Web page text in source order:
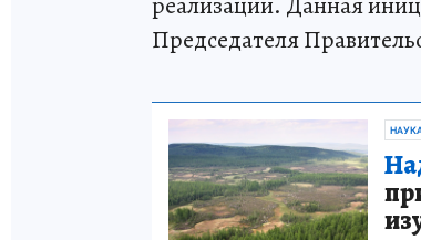
Председателя